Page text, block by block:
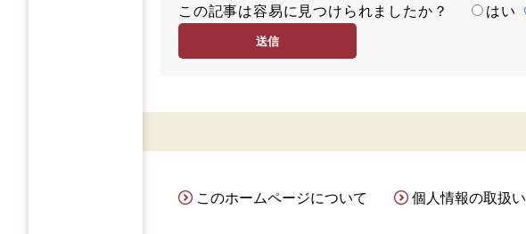
足
容
度
この記事は容易に見つけられましたか？ はい
このホームページについて 個人情報の取扱い